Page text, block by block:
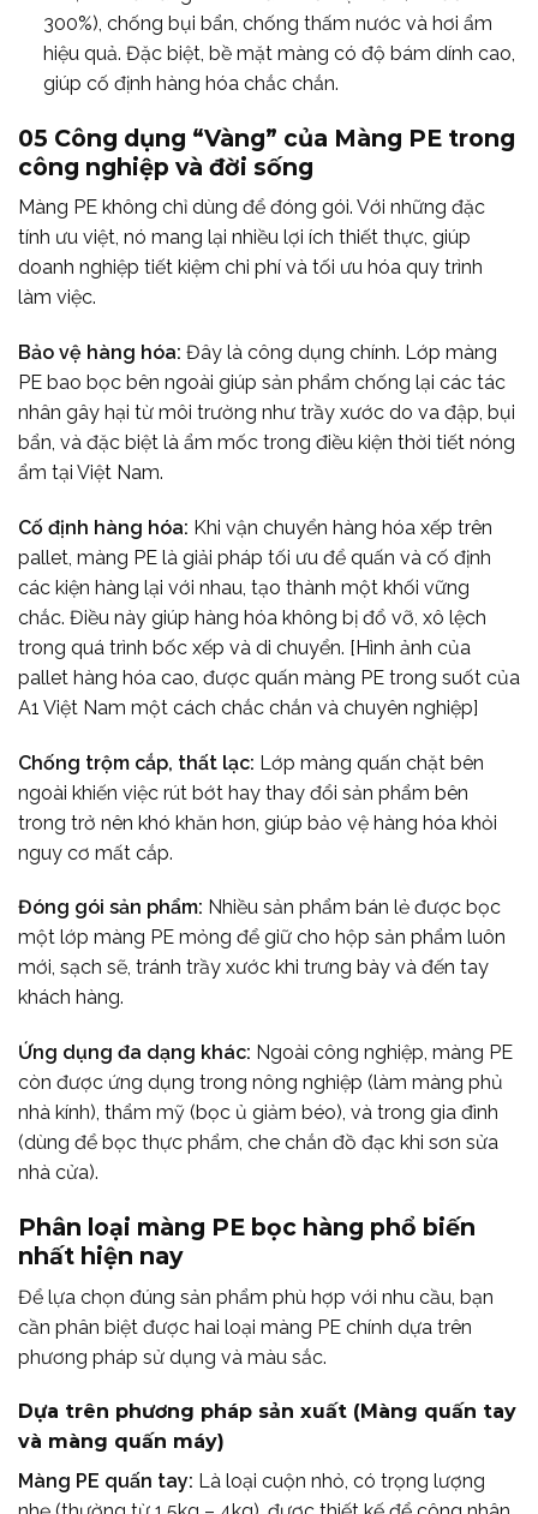
300%), chống bụi bẩn, chống thấm nước và hơi ẩm
hiệu quả. Đặc biệt, bề mặt màng có độ bám dính cao,
giúp cố định hàng hóa chắc chắn.
05 Công dụng “Vàng” của Màng PE trong
công nghiệp và đời sống
Màng PE không chỉ dùng để đóng gói. Với những đặc
tính ưu việt, nó mang lại nhiều lợi ích thiết thực, giúp
doanh nghiệp tiết kiệm chi phí và tối ưu hóa quy trình
làm việc.
Bảo vệ hàng hóa: Đây là công dụng chính. Lớp màng
PE bao bọc bên ngoài giúp sản phẩm chống lại các tác
nhân gây hại từ môi trường như trầy xước do va đập, bụi
bẩn, và đặc biệt là ẩm mốc trong điều kiện thời tiết nóng
ẩm tại Việt Nam.
Cố định hàng hóa: Khi vận chuyển hàng hóa xếp trên
pallet, màng PE là giải pháp tối ưu để quấn và cố định
các kiện hàng lại với nhau, tạo thành một khối vững
chắc. Điều này giúp hàng hóa không bị đổ vỡ, xô lệch
trong quá trình bốc xếp và di chuyển. [Hình ảnh của
pallet hàng hóa cao, được quấn màng PE trong suốt của
A1 Việt Nam một cách chắc chắn và chuyên nghiệp]
Chống trộm cắp, thất lạc: Lớp màng quấn chặt bên
ngoài khiến việc rút bớt hay thay đổi sản phẩm bên
trong trở nên khó khăn hơn, giúp bảo vệ hàng hóa khỏi
nguy cơ mất cắp.
Đóng gói sản phẩm: Nhiều sản phẩm bán lẻ được bọc
một lớp màng PE mỏng để giữ cho hộp sản phẩm luôn
mới, sạch sẽ, tránh trầy xước khi trưng bày và đến tay
khách hàng.
Ứng dụng đa dạng khác: Ngoài công nghiệp, màng PE
còn được ứng dụng trong nông nghiệp (làm màng phủ
nhà kính), thẩm mỹ (bọc ủ giảm béo), và trong gia đình
(dùng để bọc thực phẩm, che chắn đồ đạc khi sơn sửa
nhà cửa).
Phân loại màng PE bọc hàng phổ biến
nhất hiện nay
Để lựa chọn đúng sản phẩm phù hợp với nhu cầu, bạn
cần phân biệt được hai loại màng PE chính dựa trên
phương pháp sử dụng và màu sắc.
Dựa trên phương pháp sản xuất (Màng quấn tay
và màng quấn máy)
Màng PE quấn tay: Là loại cuộn nhỏ, có trọng lượng